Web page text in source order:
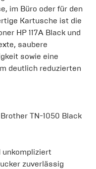
im Büro oder für den
Kartusche ist die
HP 117A Black und
saubere
sowie eine
deutlich reduzierten
TN-1050 Black
unkompliziert
zuverlässig